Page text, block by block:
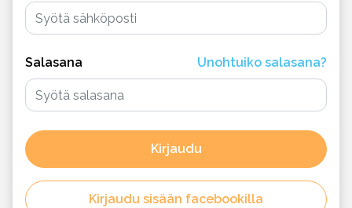
Salasana Unohtuiko salasana?
Kirjaudu
Kirjaudu sisään facebookilla